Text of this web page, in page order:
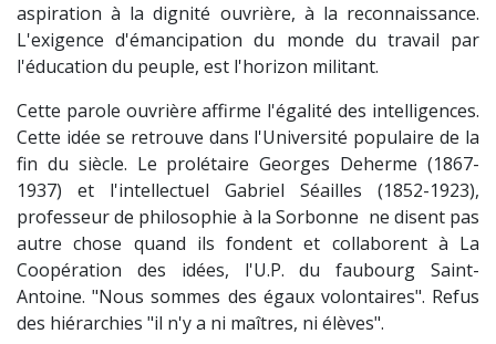
aspiration à la dignité ouvrière, à la reconnaissance.
L'exigence d'émancipation du monde du travail par
l'éducation du peuple, est l'horizon militant.
Cette parole ouvrière affirme l'égalité des intelligences.
Cette idée se retrouve dans l'Université populaire de la
fin du siècle. Le prolétaire Georges Deherme (1867-
1937) et l'intellectuel Gabriel Séailles (1852-1923),
professeur de philosophie à la Sorbonne ne disent pas
autre chose quand ils fondent et collaborent à La
Coopération des idées, l'U.P. du faubourg Saint-
Antoine. "Nous sommes des égaux volontaires". Refus
des hiérarchies "il n'y a ni maîtres, ni élèves".